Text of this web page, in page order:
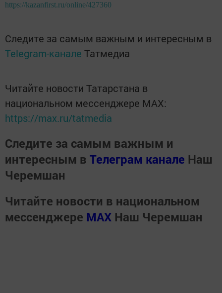
https://kazanfirst.ru/online/427360
Следите за самым важным и интересным в
Telegram-канале Татмедиа
Читайте новости Татарстана в
национальном мессенджере MАХ:
https://max.ru/tatmedia
Следите за самым важным и
интересным в Телеграм канале Наш
Черемшан
Читайте новости в национальном
мессенджере MАХ Наш Черемшан